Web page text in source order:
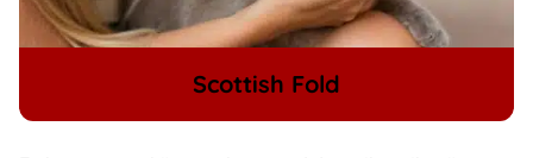
Scottish Fold